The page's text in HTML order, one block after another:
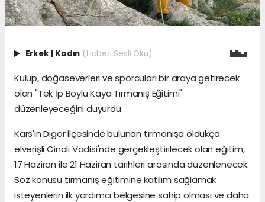
Erkek | Kadın (Haberi Sesli Oku)
Kulüp, doğaseverleri ve sporcuları bir araya getirecek
olan "Tek İp Boylu Kaya Tırmanış Eğitimi"
düzenleyeceğini duyurdu.
Kars'ın Digor ilçesinde bulunan tırmanışa oldukça
elverişli Cinali Vadisi'nde gerçekleştirilecek olan eğitim,
17 Haziran ile 21 Haziran tarihleri arasında düzenlenecek.
Söz konusu tırmanış eğitimine katılım sağlamak
isteyenlerin ilk yardımcı belgesine sahip olması ve daha